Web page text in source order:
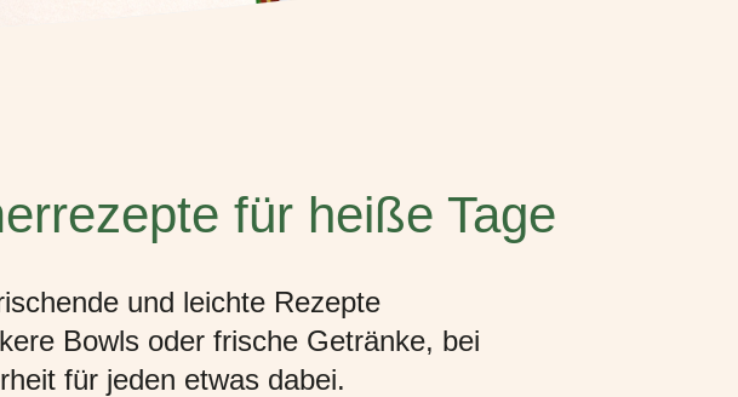
für heiße Tage
und leichte Rezepte
Bowls oder frische Getränke, bei
für jeden etwas dabei.